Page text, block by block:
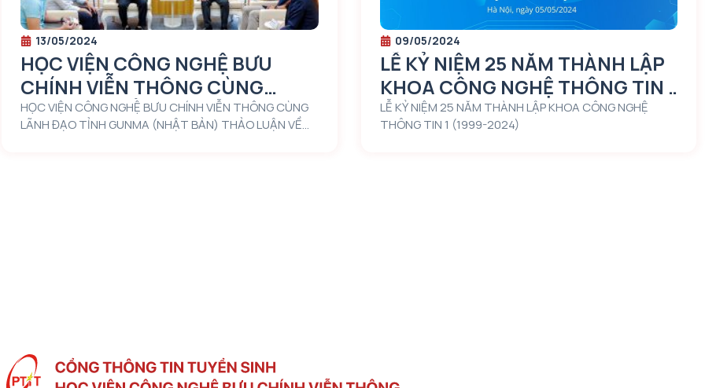
13/05/2024
HỌC VIỆN CÔNG NGHỆ BƯU
CHÍNH VIỄN THÔNG CÙNG
LÃNH ĐẠO TỈNH GUNMA (NHẬT
BẢN) THẢO LUẬN VỀ ĐỊNH
HỌC VIỆN CÔNG NGHỆ BƯU CHÍNH VIỄN THÔNG CÙNG
LÃNH ĐẠO TỈNH GUNMA (NHẬT BẢN) THẢO LUẬN VỀ
09/05/2024
LỄ KỶ NIỆM 25 NĂM THÀNH LẬP
KHOA CÔNG NGHỆ THÔNG TIN 1
(1999-2024)
LỄ KỶ NIỆM 25 NĂM THÀNH LẬP KHOA CÔNG NGHỆ
THÔNG TIN 1 (1999-2024)